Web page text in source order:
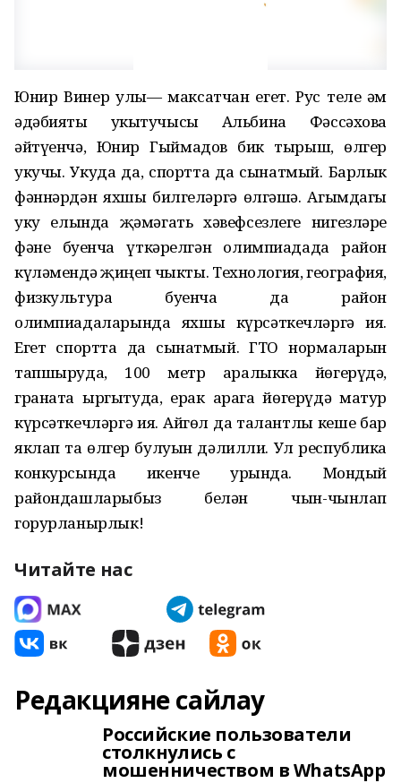
Юнир Винер улы— максатчан егет. Рус теле һәм
әдәбияты укытучысы Альбина Фәссәхова
әйтүенчә, Юнир Гыймадов бик тырыш, өлгер
укучы. Укуда да, спортта да сынатмый. Барлык
фәннәрдән яхшы билгеләргә өлгәшә. Агымдагы
уку елында җәмәгать хәвефсезлеге нигезләре
фәне буенча үткәрелгән олимпиадада район
күләмендә җиңеп чыкты. Технология, география,
физкультура буенча да район
олимпиадаларында яхшы күрсәткечләргә ия.
Егет спортта да сынатмый. ГТО нормаларын
тапшыруда, 100 метр аралыкка йөгерүдә,
граната ыргытуда, ерак арага йөгерүдә матур
күрсәткечләргә ия. Айгөл да талантлы кеше бар
яклап та өлгер булуын дәлилли. Ул республика
конкурсында икенче урында. Мондый
райондашларыбыз белән чын-чынлап
горурланырлык!
Читайте нас
Редакцияне сайлау
Российские пользователи
столкнулись с
мошенничеством в WhatsApp